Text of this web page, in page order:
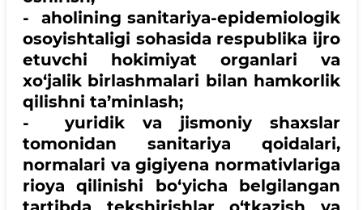
- aholining sanitariya-epidemiologik
osoyishtaligi sohasida respublika ijro
etuvchi hokimiyat organlari va
xo‘jalik birlashmalari bilan hamkorlik
qilishni ta’minlash;
- yuridik va jismoniy shaxslar
tomonidan sanitariya qoidalari,
normalari va gigiyena normativlariga
rioya qilinishi bo‘yicha belgilangan